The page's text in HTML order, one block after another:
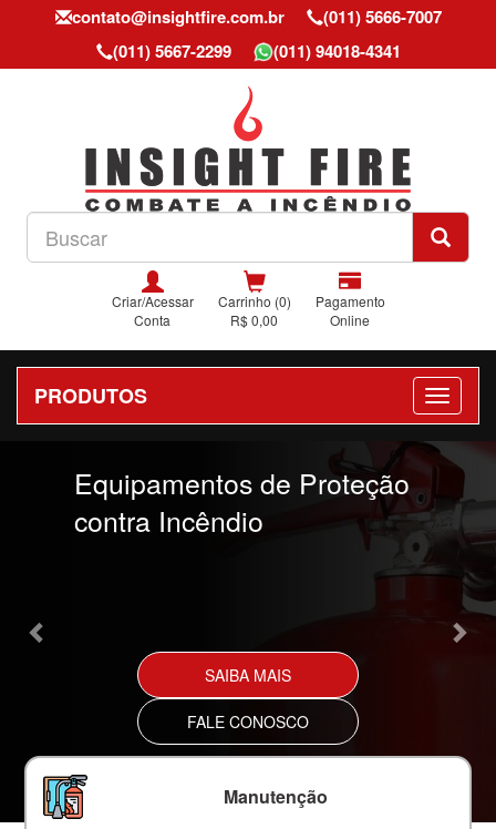
contato@insightfire.com.br
(011) 5666-7007
(011) 5667-2299
(011) 94018-4341
Criar/Acessar
Conta
Carrinho (0)
R$ 0,00
Pagamento
Online
PRODUTOS
Equipamentos de Proteção
contra Incêndio
SAIBA MAIS
FALE CONOSCO
Manutenção